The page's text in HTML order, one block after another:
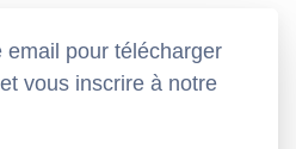
email pour télécharger
vous inscrire à notre